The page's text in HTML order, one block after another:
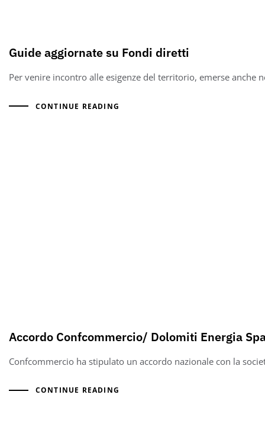
Guide aggiornate su Fondi diretti
Per venire incontro alle esigenze del territorio, emerse anche
CONTINUE READING
Accordo Confcommercio/ Dolomiti Energia
Confcommercio ha stipulato un accordo nazionale con la
CONTINUE READING